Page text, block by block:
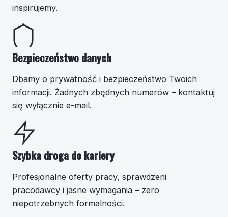
inspirujemy.
Bezpieczeństwo danych
Dbamy o prywatność i bezpieczeństwo Twoich
informacji. Żadnych zbędnych numerów – kontaktuj
się wyłącznie e-mail.
Szybka droga do kariery
Profesjonalne oferty pracy, sprawdzeni
pracodawcy i jasne wymagania – zero
niepotrzebnych formalności.